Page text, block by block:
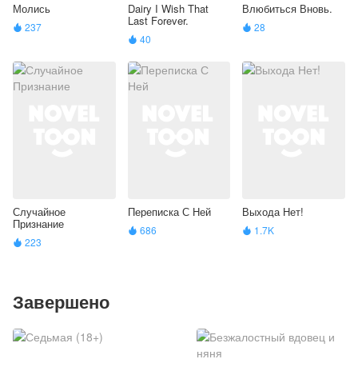
Молись
 237
Dairy I Wish That
Last Forever.
 40
Влюбиться Вновь.
 28
Случайное
Признание
 223
Переписка С Ней
 686
Выхода Нет!
 1.7K
Завершено